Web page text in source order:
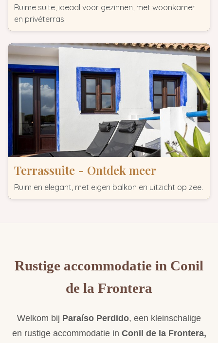
Ruime suite, ideaal voor gezinnen, met woonkamer
en privéterras.
Terrassuite - Ontdek meer
Ruim en elegant, met eigen balkon en uitzicht op zee.
Rustige accommodatie in Conil
de la Frontera
Welkom bij Paraíso Perdido, een kleinschalige
en rustige accommodatie in Conil de la Frontera,